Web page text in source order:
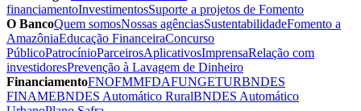
financiamentoInvestimentosSuporte a projetos de Fomento
O BancoQuem somosNossas agênciasSustentabilidadeFomento a
AmazôniaEducação FinanceiraConcurso
PúblicoPatrocínioParceirosAplicativosImprensaRelação com
investidoresPrevenção à Lavagem de Dinheiro
FinanciamentoFNOFMMFDAFUNGETURBNDES
FINAMEBNDES Automático RuralBNDES Automático